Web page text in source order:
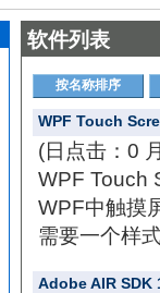
软件列表
按名称排序
WPF Touch
(日点击：0
WPF Touch
WPF中触摸
需要一个样
Adobe AIR SDK